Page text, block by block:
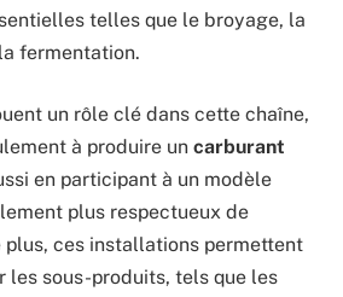
telles que le broyage, la
fermentation.
un rôle clé dans cette chaîne,
à produire un carburant
en participant à un modèle
plus respectueux de
plus, ces installations permettent
les sous-produits, tels que les